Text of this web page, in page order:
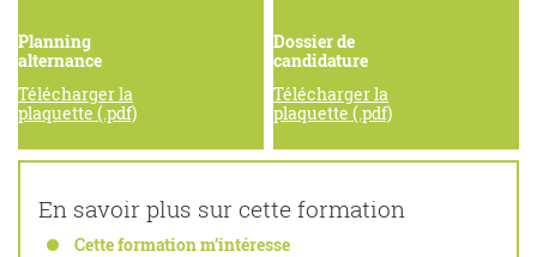
Planning
alternance
Télécharger la
plaquette (.pdf)
Dossier de
candidature
Télécharger la
plaquette (.pdf)
En savoir plus sur cette formation
Cette formation m’intéresse